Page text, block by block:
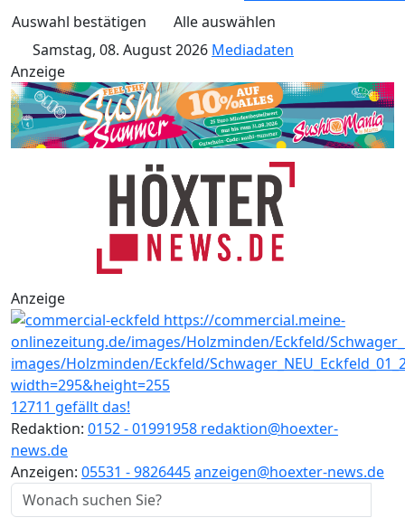
Auswahl bestätigen
Alle auswählen
Samstag, 08. August 2026 Mediadaten
Anzeige
Anzeige
12711 gefällt das!
Redaktion: 0152 - 01991958 redaktion@hoexter-
news.de
Anzeigen: 05531 - 9826445anzeigen@hoexter-news.de